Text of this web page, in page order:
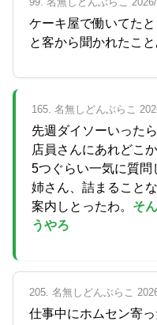
ケーキ屋で働いてたと
と客から聞かれたこ
165. 名無しどんぶらこ
先週ダイソーいった
店員さんにあれどこ
5つぐらい一気に質問
姉さん、詰まること
案内しとったわ。 そ
うやろ
205. 名無しどんぶらこ
仕事中にホムセン寄